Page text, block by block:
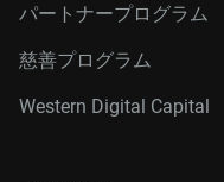
パートナープログラム
慈善プログラム
Western Digital Capital